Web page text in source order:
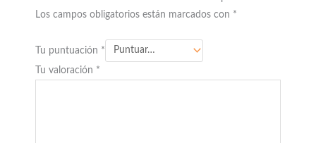
Los campos obligatorios están marcados con *
Tu puntuación *
Tu valoración *